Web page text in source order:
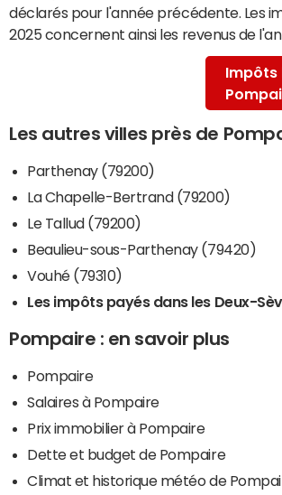
déclarés pour l'année précédente. Les
2025 concernent ainsi les revenus de
Impôts
Les autres villes près de
Parthenay (79200)
La Chapelle-Bertrand (79200)
Le Tallud (79200)
Beaulieu-sous-Parthenay (79420)
Vouhé (79310)
Les impôts payés dans les Deux-
Pompaire : en savoir plus
Pompaire
Salaires à Pompaire
Prix immobilier à Pompaire
Dette et budget de Pompaire
Climat et historique météo de